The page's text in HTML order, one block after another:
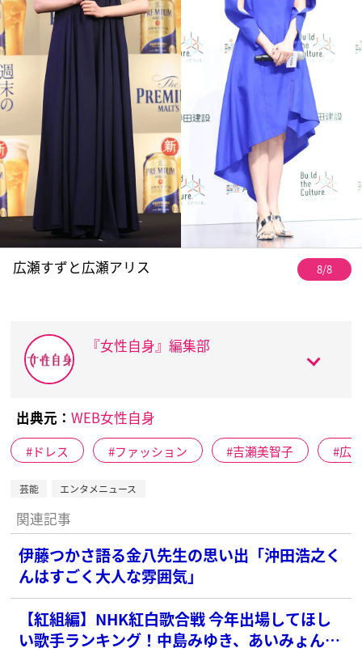
広瀬すずと広瀬アリス 8/8
『女性自身』編集部
出典元： WEB女性自身
ドレス ファッション 吉瀬美智子 広
芸能 エンタメニュース
関連記事
伊藤つかさ語る金八先生の思い出「沖田浩之く
んはすごく大人な雰囲気」
【紅組編】NHK紅白歌合戦 今年出場してほし
い歌手ランキング！中島みゆき、あいみょんを